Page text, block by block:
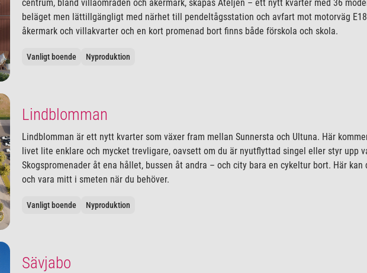
centrum, bland villaområden och åkermark, skapas Ateljén – ett nytt kvarter med 36
beläget men lättillgängligt med närhet till pendeltågsstation och avfart mot motorväg
åkermark och villakvarter och en kort promenad bort finns både förskola och skola.
Vanligt boende Nyproduktion
Lindblomman
Lindblomman är ett nytt kvarter som växer fram mellan Sunnersta och Ultuna. Här
livet lite enklare och mycket trevligare, oavsett om du är nyutflyttad singel eller styr upp
Skogspromenader åt ena hållet, bussen åt andra – och city bara en cykeltur bort. Här
och vara mitt i smeten när du behöver.
Vanligt boende Nyproduktion
Sävjabo